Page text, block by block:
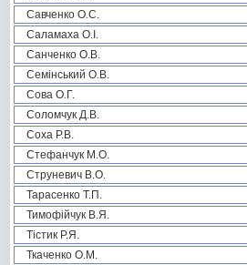
Савченко О.С.
Саламаха О.І.
Санченко О.В.
Семінський О.В.
Сова О.Г.
Соломчук Д.В.
Соха Р.В.
Стефанчук М.О.
Струневич В.О.
Тарасенко Т.П.
Тимофійчук В.Я.
Тістик Р.Я.
Ткаченко О.М.